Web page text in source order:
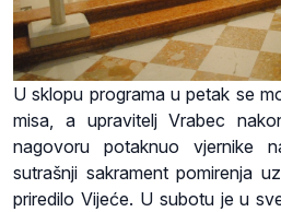
U sklopu programa u petak se
misa, a upravitelj Vrabec
nagovoru potaknuo vjernike
sutrašnji sakrament pomirenja
priredilo Vijeće. U subotu je u